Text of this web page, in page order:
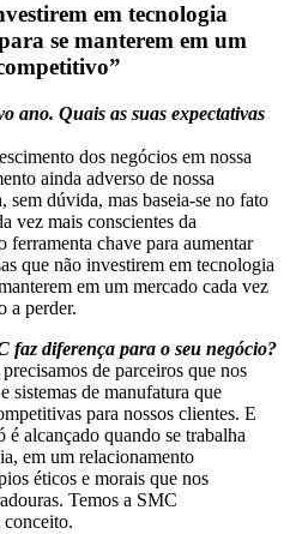
em tecnologia
se manterem em um
ano. Quais as suas expectativas
dos negócios em nossa
ainda adverso de nossa
dúvida, mas baseia-se no fato
vez mais conscientes da
ferramenta chave para aumentar
que não investirem em tecnologia
em um mercado cada vez
a perder.
faz diferença para o seu negócio?
de parceiros que nos
sistemas de manufatura que
para nossos clientes. E
é alcançado quando se trabalha
em um relacionamento
éticos e morais que nos
Temos a SMC
conceito.